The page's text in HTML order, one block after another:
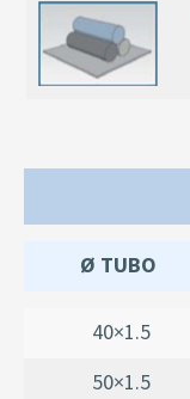
Ø TUBO
40×1.5
50×1.5